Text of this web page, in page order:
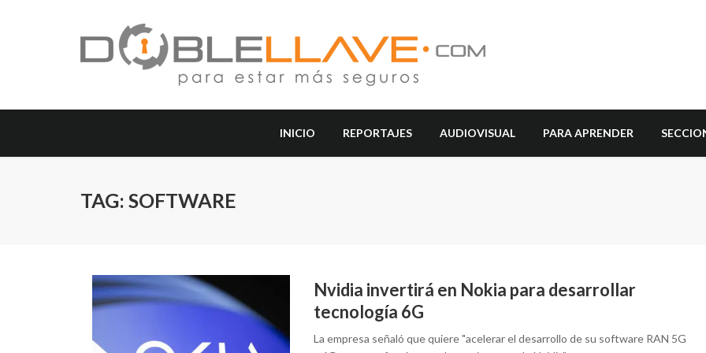
INICIO REPORTAJES AUDIOVISUAL PARA APRENDER
TAG: SOFTWARE
Nvidia invertirá en Nokia para desarrollar
tecnología 6G
La empresa señaló que quiere "acelerar el desarrollo de su software RAN 5G